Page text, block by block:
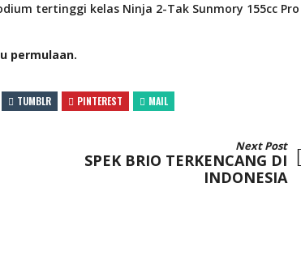
tertinggi kelas Ninja 2-Tak Sunmory 155cc Pro
permulaan.
TUMBLR PINTEREST MAIL
Next Post
SPEK BRIO TERKENCANG DI
INDONESIA